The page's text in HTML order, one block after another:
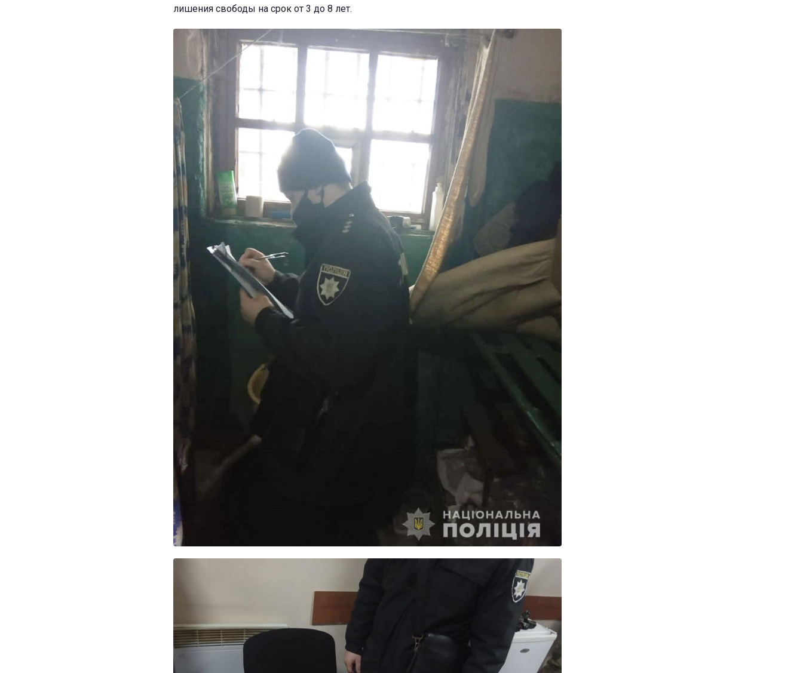
лишения свободы на срок от 3 до 8 лет.